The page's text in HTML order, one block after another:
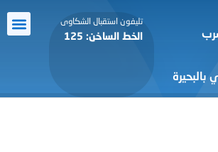
تليفون استقبال الشكاوى
الخط الساخن: 125